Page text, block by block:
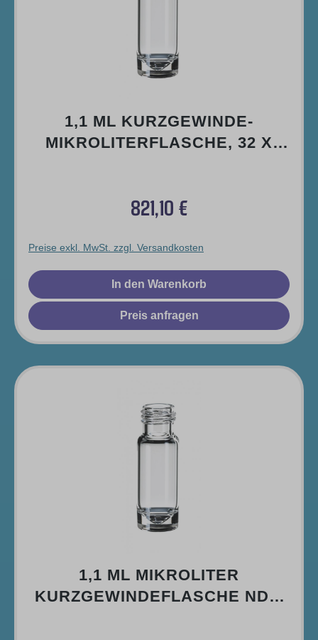
1,1 ML KURZGEWINDE-
MIKROLITERFLASCHE, 32 X
Regulärer Preis:
821,10 €
Preise exkl. MwSt. zzgl. Versandkosten
In den Warenkorb
Preis anfragen
1,1 ML MIKROLITER
KURZGEWINDEFLASCHE ND9,